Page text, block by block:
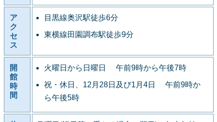
ア
ク
セ
ス
目黒線奥沢駅徒歩6分
東横線田園調布駅徒歩9分
開
館
時
間
火曜日から日曜日 午前9時から午後7時
祝・休日、12月28日及び1月4日 午前9時か
ら午後5時